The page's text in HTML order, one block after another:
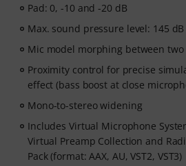
Pad: 0, -10 and -20 dB
Max. sound pressure level: 145
Mic model morphing between
Proximity control for precise
effect (bass boost at close
Mono-to-stereo widening
Includes Virtual Microphone
Virtual Preamp Collection and
Pack (format: AAX, AU, VST2, VST3)